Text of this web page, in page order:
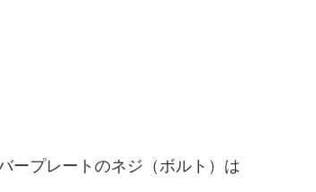
ープレートのネジ（ボルト）は